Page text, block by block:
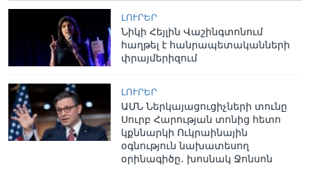
ԼՈՒՐԵՐ
Նիկի Հեյլին Վաշինգտոնում
հաղթել է հանրապետականների
փրայմերիզում
ԼՈՒՐԵՐ
ԱՄՆ Ներկայացուցիչների տունը
Սուրբ Հարության տոնից հետո
կքննարկի Ուկրաինային
օգնություն նախատեսող
օրինագիծը․ խոսնակ Ջոնսոն